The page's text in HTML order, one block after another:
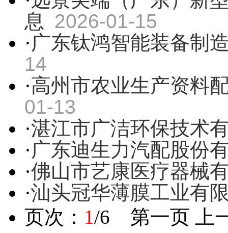
息 2026-01-15
·广东钛鸿智能装备制
14
·高州市农业生产资料
01-13
·湛江市广洁环保技术
·广东迪生力汽配股份
·佛山市艺康医疗器械
·汕头冠华薄膜工业有
页次： 1/6 第一页 上